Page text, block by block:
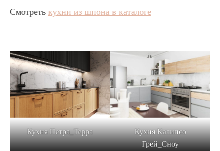
Смотреть кухни из шпона в каталоге
Кухня Петра_Терра
Кухня Калипсо
Грей_Сноу